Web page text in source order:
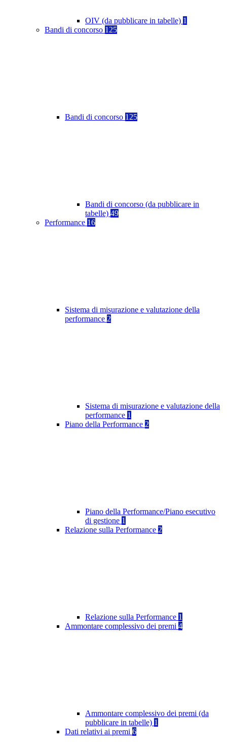
OIV (da pubblicare in tabelle) 1
Bandi di concorso 125
Bandi di concorso 125
Bandi di concorso (da pubblicare in
tabelle) 49
Performance 16
Sistema di misurazione e valutazione della
performance 2
Sistema di misurazione e valutazione della
performance 1
Piano della Performance 2
Piano della Performance/Piano esecutivo
di gestione 1
Relazione sulla Performance 2
Relazione sulla Performance 1
Ammontare complessivo dei premi 4
Ammontare complessivo dei premi (da
pubblicare in tabelle) 1
Dati relativi ai premi 6